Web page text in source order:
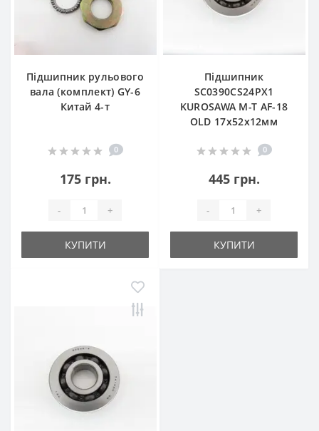
Підшипник рульового
вала (комплект) GY-6
Китай 4-т
0
175 грн.
- +
КУПИТИ
Підшипник
SC0390CS24PX1
KUROSAWA M-T AF-18
OLD 17x52x12мм
0
445 грн.
- +
КУПИТИ